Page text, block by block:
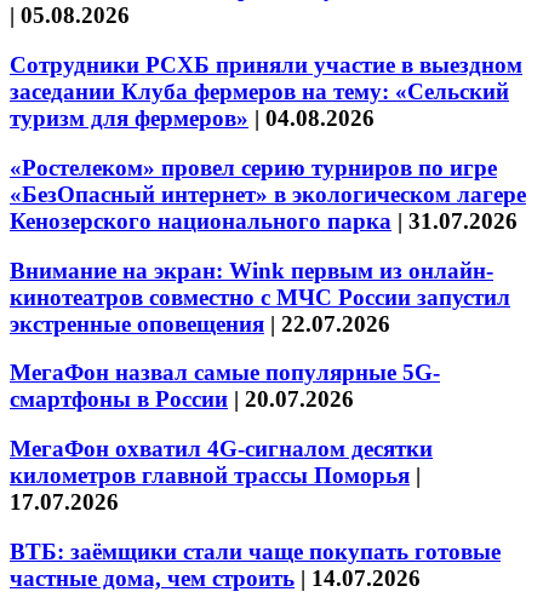
| 05.08.2026
Сотрудники РСХБ приняли участие в выездном
заседании Клуба фермеров на тему: «Сельский
туризм для фермеров» | 04.08.2026
«Ростелеком» провел серию турниров по игре
«БезОпасный интернет» в экологическом лагере
Кенозерского национального парка | 31.07.2026
Внимание на экран: Wink первым из онлайн-
кинотеатров совместно с МЧС России запустил
экстренные оповещения | 22.07.2026
МегаФон назвал самые популярные 5G-
смартфоны в России | 20.07.2026
МегаФон охватил 4G-сигналом десятки
километров главной трассы Поморья |
17.07.2026
ВТБ: заёмщики стали чаще покупать готовые
частные дома, чем строить | 14.07.2026